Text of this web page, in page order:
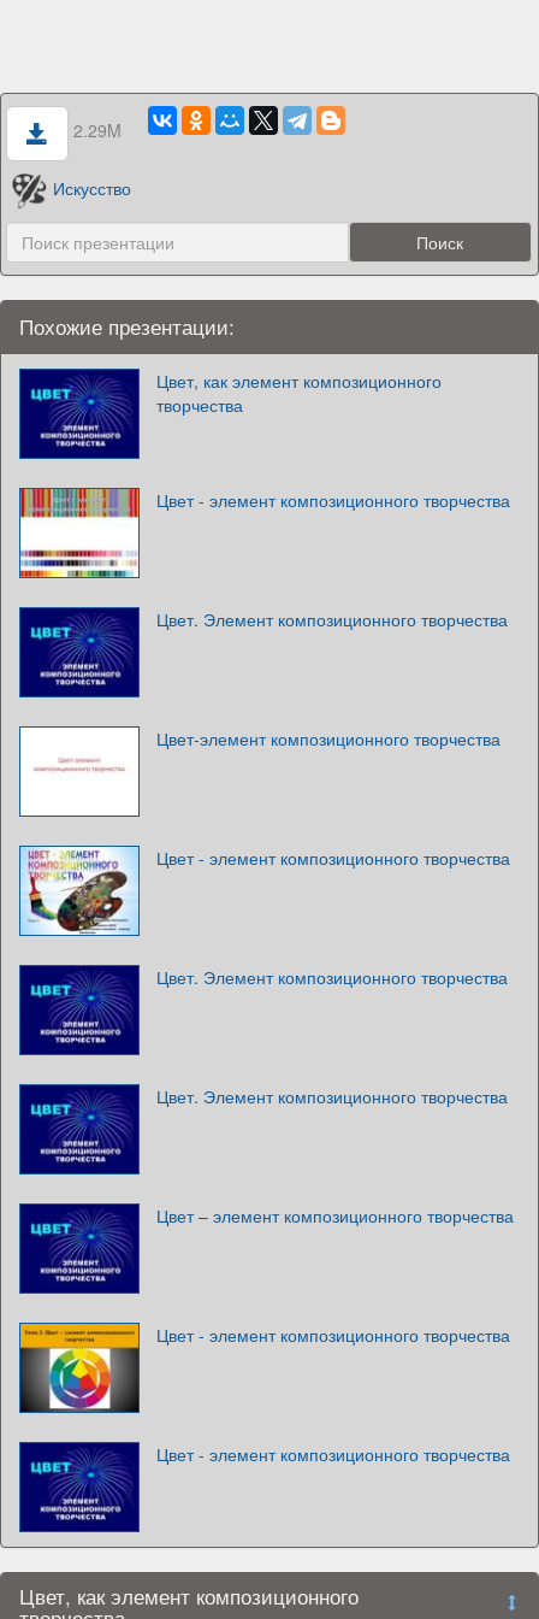
2.29M
Искусство
Похожие презентации:
Цвет, как элемент композиционного
творчества
Цвет - элемент композиционного творчества
Цвет. Элемент композиционного творчества
Цвет-элемент композиционного творчества
Цвет - элемент композиционного творчества
Цвет. Элемент композиционного творчества
Цвет. Элемент композиционного творчества
Цвет – элемент композиционного творчества
Цвет - элемент композиционного творчества
Цвет - элемент композиционного творчества
Цвет, как элемент композиционного